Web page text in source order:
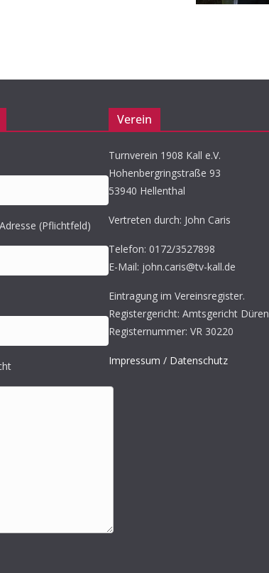
(Pflichtfeld)
Verein
Turnverein 1908 Kall e.V.
Hohenbergringstraße 93
53940 Hellenthal
Vertreten durch: John Caris
Telefon: 0172/3527898
E-Mail: john.caris@tv-kall.de
Eintragung im Vereinsregister.
Registergericht: Amtsgericht Düren
Registernummer: VR 30220
Impressum / Datenschutz